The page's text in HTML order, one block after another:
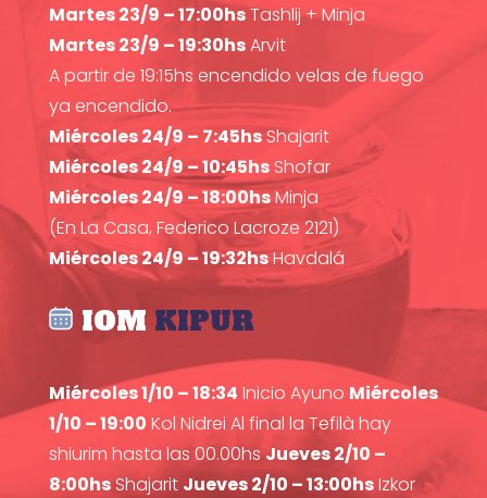
Martes 23/9 – 17:00hsTashlij + Minja
Martes 23/9 – 19:30hsArvit
A partir de 19:15hs encendido velas de fuego
ya encendido.
Miércoles 24/9 – 7:45hsShajarit
Miércoles 24/9 – 10:45hsShofar
Miércoles 24/9 – 18:00hsMinja
(En La Casa, Federico Lacroze 2121)
Miércoles 24/9 – 19:32hsHavdalá
IOM KIPUR
Miércoles 1/10 – 18:34 Inicio Ayuno Miércoles
1/10 – 19:00 Kol Nidrei Al final la Tefilà hay
shiurim hasta las 00.00hsJueves 2/10 –
8:00hsShajarit Jueves 2/10 – 13:00hsIzkor